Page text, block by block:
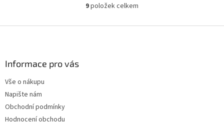
O
l
9položek celkem
Informace pro vás
Vše o nákupu
Napište nám
Obchodní podmínky
Hodnocení obchodu